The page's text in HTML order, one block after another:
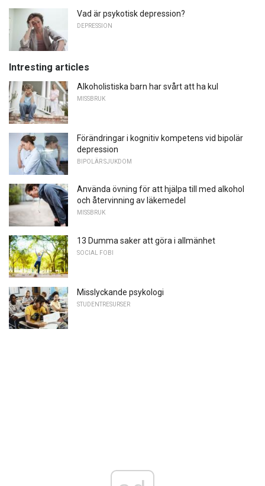
Vad är psykotisk depression?
DEPRESSION
Intresting articles
Alkoholistiska barn har svårt att ha kul
MISSBRUK
Förändringar i kognitiv kompetens vid bipolär
depression
BIPOLÄR SJUKDOM
Använda övning för att hjälpa till med alkohol
och återvinning av läkemedel
MISSBRUK
13 Dumma saker att göra i allmänhet
SOCIAL FOBI
Misslyckande psykologi
STUDENTRESURSER